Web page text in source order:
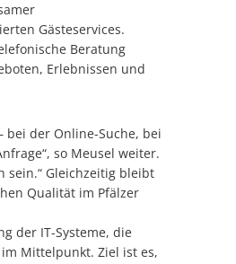
Gästeservices.
Beratung
Erlebnissen und
bei der Online-Suche, bei
so Meusel weiter.
sein.“ Gleichzeitig bleibt
Qualität im Pfälzer
der IT-Systeme, die
Mittelpunkt. Ziel ist es,